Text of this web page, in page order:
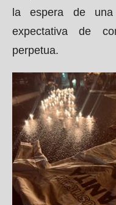
la espera de
expectativa de
perpetua.